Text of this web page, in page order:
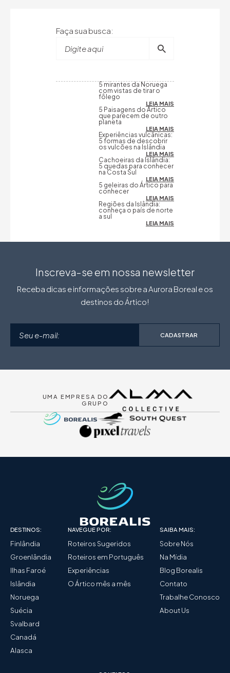
Faça sua busca:
5 mirantes da Noruega
com vistas de tirar o
fôlego
LEIA MAIS
5 Paisagens do Ártico
que parecem de outro
planeta
LEIA MAIS
Experiências vulcânicas:
5 formas de descobrir
os vulcões na Islândia
LEIA MAIS
Cachoeiras da Islândia:
5 quedas para conhecer
na Costa Sul
LEIA MAIS
5 geleiras do Ártico para
conhecer
LEIA MAIS
Regiões da Islândia:
conheça o país de norte
a sul
LEIA MAIS
Inscreva-se em nossa newsletter
Receba dicas e informações sobre a Aurora Boreal e os
destinos do Ártico!
CADASTRAR
UMA EMPRESA DO
GRUPO
DESTINOS:
Finlândia
Groenlândia
Ilhas Faroé
Islândia
Noruega
Suécia
Svalbard
Canadá
Alasca
NAVEGUE POR:
Roteiros Sugeridos
Roteiros em Português
Experiências
O Ártico mês a mês
SAIBA MAIS:
Sobre Nós
Na Mídia
Blog Borealis
Contato
Trabalhe Conosco
About Us